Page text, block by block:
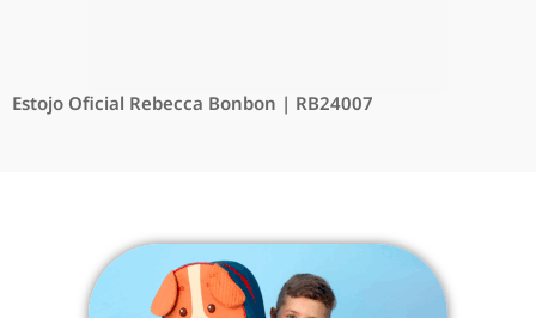
Estojo Oficial Rebecca Bonbon | RB24007